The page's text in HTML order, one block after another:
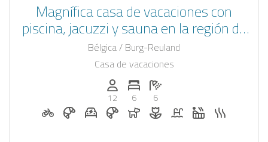
Magnífica casa de vacaciones con
piscina, jacuzzi y sauna en la región de
Eifel
Bélgica / Burg-Reuland
Casa de vacaciones
Personas (max.): 12
12
Numero de habitaciones: 6
6
Cantidad de baños: 6
6
Alquiler de bicicletas bajo petición
Desayuno bajo solicitud
Estación de recarga para coches
Desayuno reservable en Casapilot
Perros permitidos
Flores y decoración
Piscina Jacuzzi